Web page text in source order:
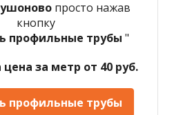
просто нажав
кнопку
профильные трубы "
за метр от 40 руб.
профильные трубы